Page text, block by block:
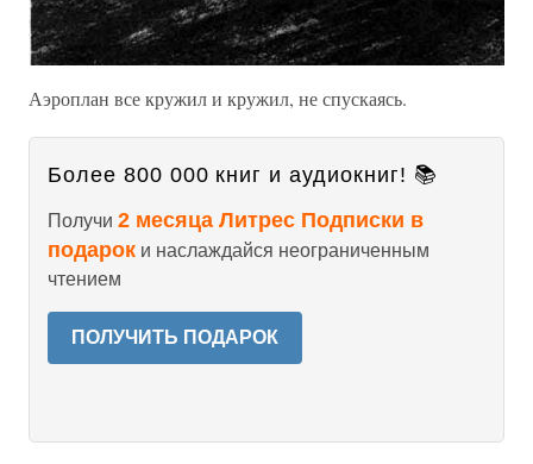
Аэроплан все кружил и кружил, не спускаясь.
Более 800 000 книг и аудиокниг! 📚
Получи 2 месяца Литрес Подписки в
подарок и наслаждайся неограниченным
чтением
ПОЛУЧИТЬ ПОДАРОК